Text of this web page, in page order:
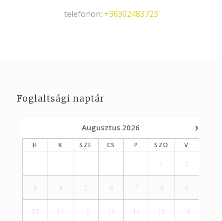
telefonon: +36302483723
Foglaltsági naptár
›
Augusztus 2026
H K SZE CS P SZO V
1 2
3 4 5 6 7 8 9
10 11 12 13 14 15 16